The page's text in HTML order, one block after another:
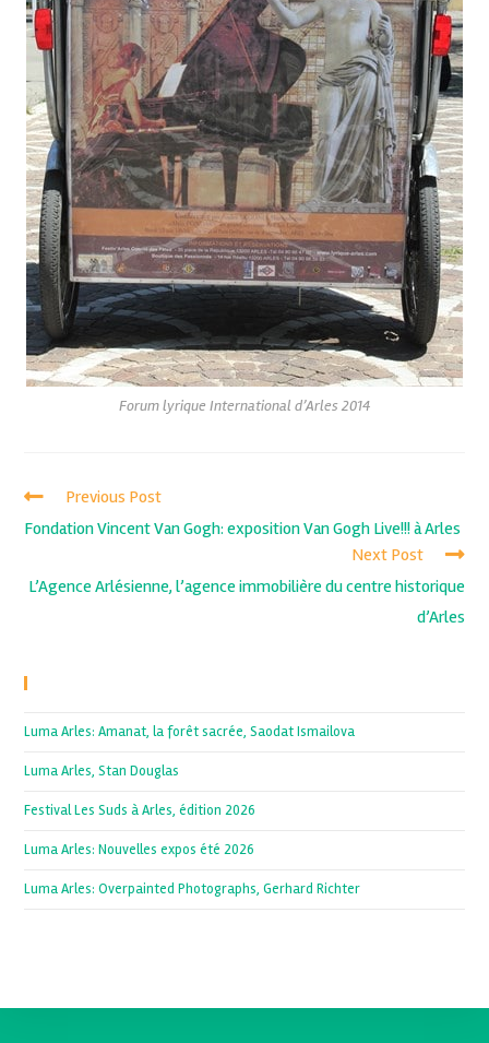
Forum lyrique International d’Arles 2014
Previous Post
Fondation Vincent Van Gogh: exposition Van Gogh Live!!! à Arles
Next Post
L’Agence Arlésienne, l’agence immobilière du centre historique
d’Arles
Luma Arles: Amanat, la forêt sacrée, Saodat Ismailova
Luma Arles, Stan Douglas
Festival Les Suds à Arles, édition 2026
Luma Arles: Nouvelles expos été 2026
Luma Arles: Overpainted Photographs, Gerhard Richter